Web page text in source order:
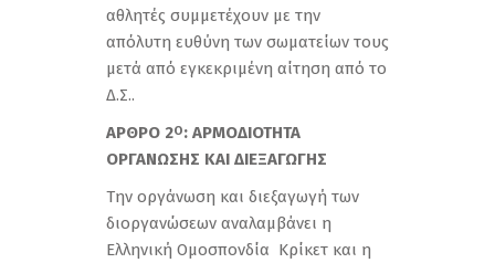
αθλητές συμμετέχουν με την
απόλυτη ευθύνη των σωματείων τους
μετά από εγκεκριμένη αίτηση από το
Δ.Σ..
ΑΡΘΡΟ 2Ο: ΑΡΜΟΔΙΟΤΗΤΑ
ΟΡΓΑΝΩΣΗΣ ΚΑΙ ΔΙΕΞΑΓΩΓΗΣ
Την οργάνωση και διεξαγωγή των
διοργανώσεων αναλαμβάνει η
Ελληνική Ομοσπονδία Κρίκετ και η